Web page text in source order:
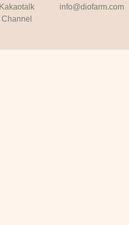
Kakaotalk
Channel
info@diofarm.com